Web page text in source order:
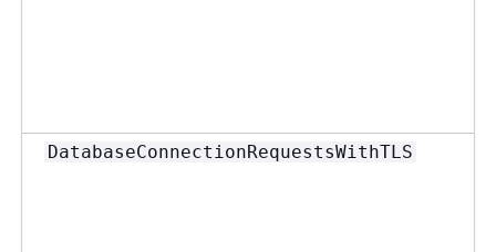
DatabaseConnectionRequestsWithTLS